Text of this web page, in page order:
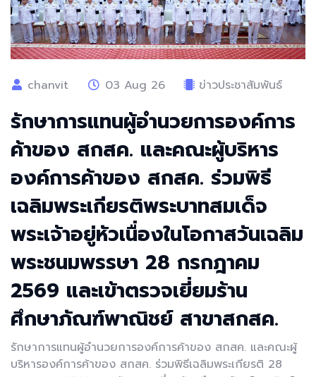
chanvit 03 Aug 26 ข่าวประชาสัมพันธ์
รักษาการแทนผู้อำนวยการองค์การ
ค้าของ สกสค. และคณะผู้บริหาร
องค์การค้าของ สกสค. ร่วมพิธี
เฉลิมพระเกียรติพระบาทสมเด็จ
พระเจ้าอยู่หัวเนื่องในโอกาสวันเฉลิม
พระชนมพรรษา 28 กรกฎาคม
2569 และเข้าตรวจเยี่ยมร้าน
ศึกษาภัณฑ์พาณิชย์ สาขาสกสค.
รักษาการแทนผู้อำนวยการองค์การค้าของ สกสค. และคณะผู้
บริหารองค์การค้าของ สกสค. ร่วมพิธีเฉลิมพระเกียรติ 28